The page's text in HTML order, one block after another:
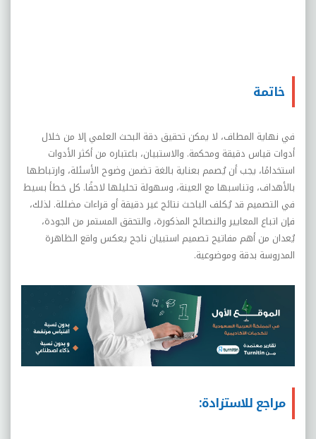
خاتمة
في نهاية المطاف، لا يمكن تحقيق دقة البحث العلمي إلا من خلال
أدوات قياس دقيقة ومحكمة. والاستبيان، باعتباره من أكثر الأدوات
استخدامًا، يجب أن يُصمم بعناية بالغة تضمن وضوح الأسئلة، وارتباطها
بالأهداف، وتناسبها مع العينة، وسهولة تحليلها لاحقًا. كل خطأ بسيط
في التصميم قد يُكلف الباحث نتائج غير دقيقة أو قراءات مضللة. لذلك،
فإن اتباع المعايير والنصائح المذكورة، والتحقق المستمر من الجودة،
يُعدان من أهم مفاتيح تصميم استبيان ناجح يعكس واقع الظاهرة
المدروسة بدقة وموضوعية.
مراجع للاستزادة: